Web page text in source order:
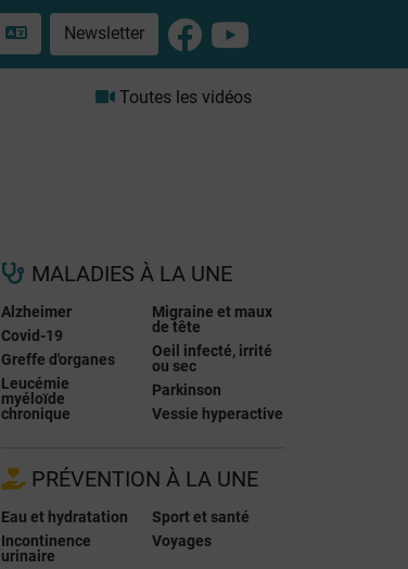
Newsletter
Toutes les vidéos
MALADIES À LA UNE
Alzheimer
Covid-19
Greffe d'organes
Leucémie
myéloïde
chronique
Migraine et maux
de tête
Oeil infecté, irrité
ou sec
Parkinson
Vessie hyperactive
PRÉVENTION À LA UNE
Eau et hydratation
Incontinence
urinaire
Sport et santé
Voyages